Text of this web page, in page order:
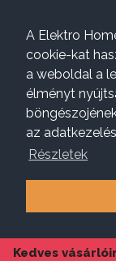
A Elektro
cookie-kat
a weboldal a
élményt
az
Részletek
Kedves